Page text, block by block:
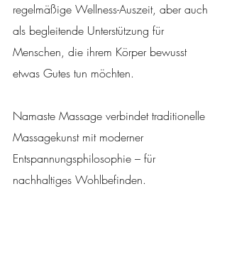
regelmäßige Wellness-Auszeit, aber auch
als begleitende Unterstützung für
Menschen, die ihrem Körper bewusst
etwas Gutes tun möchten.
Namaste Massage verbindet traditionelle
Massagekunst mit moderner
Entspannungsphilosophie – für
nachhaltiges Wohlbefinden.